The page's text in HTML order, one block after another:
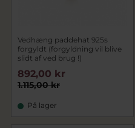
Vedhæng paddehat 925s
forgyldt (forgyldning vil blive
slidt af ved brug !)
1.115,00 kr
892,00 kr
På lager